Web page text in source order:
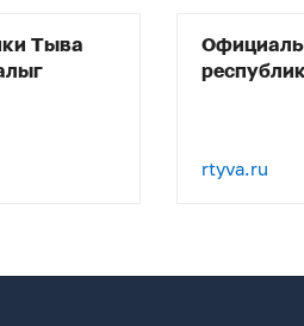
Тыва
rtyva.ru